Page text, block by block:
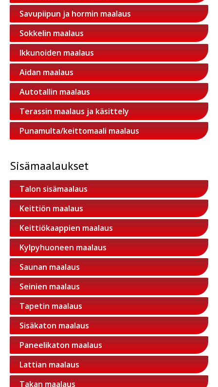
Savupiipun ja hormin maalaus
Sokkelin maalaus
Ikkunoiden maalaus
Aidan maalaus
Autotallin maalaus
Terassin maalaus ja käsittely
Punamulta/keittomaali maalaus
Sisämaalaukset
Talon sisämaalaus
Keittiön maalaus
Keittiökaappien maalaus
Kylpyhuoneen maalaus
Saunan maalaus
Seinien maalaus
Tapetin maalaus
Sisäkaton maalaus
Paneelikaton maalaus
Lattian maalaus
Takan maalaus